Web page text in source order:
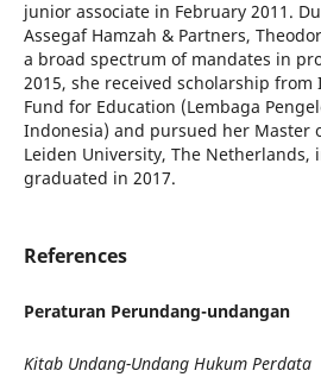
junior associate in February 2011.
Assegaf Hamzah & Partners,
a broad spectrum of mandates in
2015, she received scholarship
Fund for Education (Lembaga
Indonesia) and pursued her Master
Leiden University, The Netherlands,
graduated in 2017.
References
Peraturan Perundang-undangan
Kitab Undang-Undang Hukum Perdata